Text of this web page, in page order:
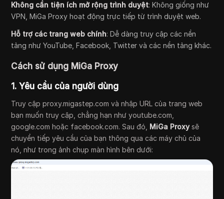
Không cần tiện ích mở rộng trình duyệt: Không giống như
VPN, MiGa Proxy hoạt động trực tiếp từ trình duyệt web.
Hỗ trợ các trang web chính: Dễ dàng truy cập các nền
tảng như YouTube, Facebook, Twitter và các nền tảng khác.
Cách sử dụng MiGa Proxy
1. Yêu cầu của người dùng
Truy cập proxy.migastep.com và nhập URL của trang web
bạn muốn truy cập, chẳng hạn như youtube.com,
google.com hoặc facebook.com. Sau đó, MiGa Proxysẽ
chuyển tiếp yêu cầu của bạn thông qua các máy chủ của
nó, như trong ảnh chụp màn hình bên dưới: